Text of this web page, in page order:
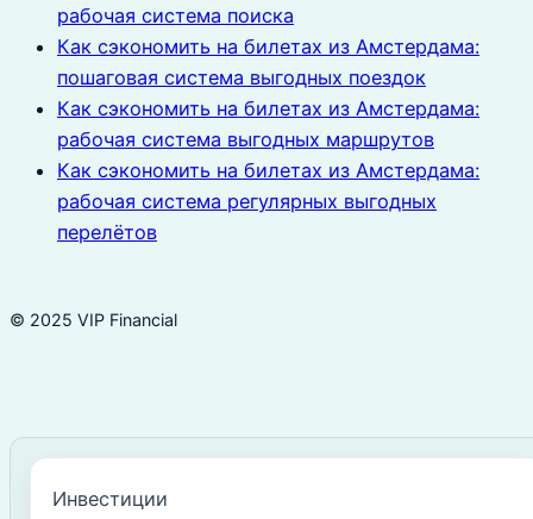
рабочая система поиска
Как сэкономить на билетах из Амстердама:
пошаговая система выгодных поездок
Как сэкономить на билетах из Амстердама:
рабочая система выгодных маршрутов
Как сэкономить на билетах из Амстердама:
рабочая система регулярных выгодных
перелётов
© 2025 VIP Financial
Инвестиции